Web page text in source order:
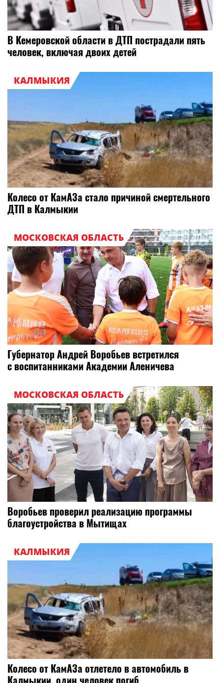
В Кемеровской области в ДТП пострадали пять
человек, включая двоих детей
КАЛМЫКИЯ
Колесо от КамАЗа стало причиной смертельного
ДТП в Калмыкии
МОСКОВСКАЯ ОБЛАСТЬ
Губернатор Андрей Воробьев встретился
с воспитанниками Академии Аленичева
МОСКОВСКАЯ ОБЛАСТЬ
Воробьев проверил реализацию программы
благоустройства в Мытищах
КАЛМЫКИЯ
Колесо от КамАЗа отлетело в автомобиль в
Калмыкии, один человек погиб